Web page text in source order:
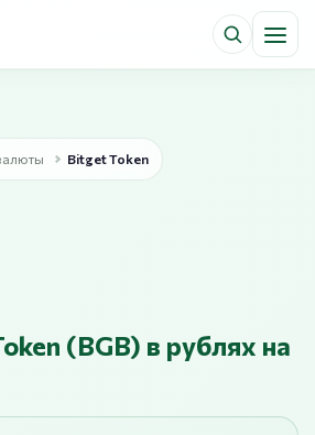
Bitget Token
(BGB) в рублях на